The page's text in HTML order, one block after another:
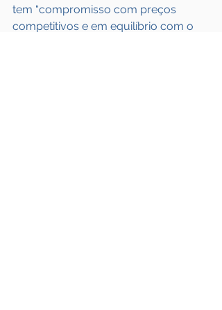
tem “compromisso com preços
competitivos e em equilíbrio com o